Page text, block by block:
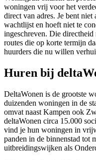
woningen vrij voor het
direct van adres. Je bent
wachtlijst en hoeft niet te
ingeschreven. Die
routes die op korte termijn
huurders die nu willen
Huren bij
DeltaWonen is de grootste
duizenden woningen in de
omvat naast Kampen ook
deltaWonen circa 15.000
vind je hun woningen in
panden in de binnenstad tot
uitbreidingswijken als